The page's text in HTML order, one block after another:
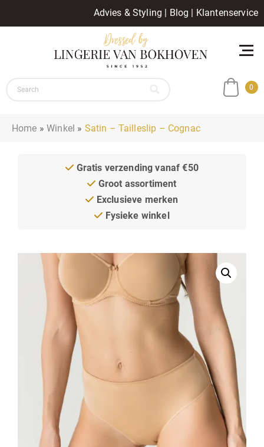
Advies & Styling | Blog | Klantenservice
0
Home »Winkel » Satin – Tailleslip – Cognac
Gratis verzending vanaf €50
Groot assortiment
Exclusieve merken
Fysieke winkel